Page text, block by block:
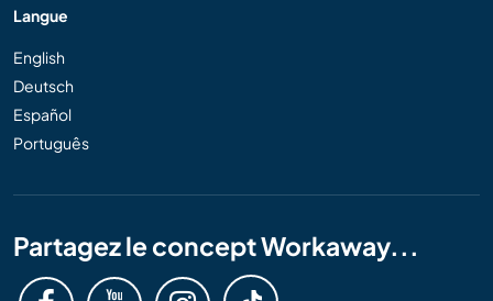
Langue
English
Deutsch
Español
Português
Partagez le concept Workaway...